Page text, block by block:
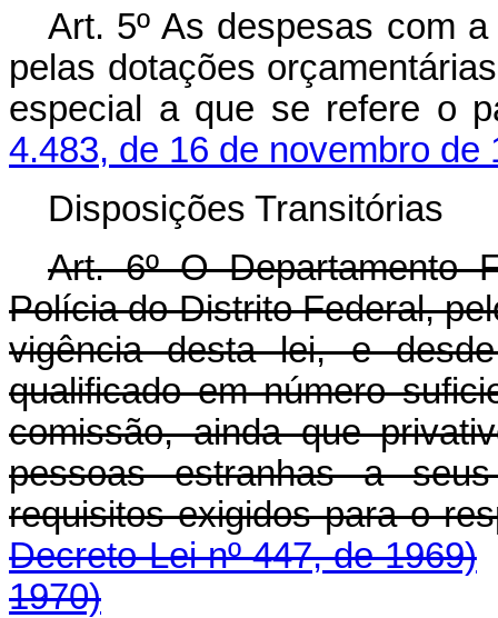
Art. 5º As despesas com
pelas dotações
especial a que se refere o
4.483, de 16 de novembro de
Disposições Transitórias
Art. 6º O Departamento
Polícia do Distrito Federal,
vigência desta lei, e
qualificado em número
comissão, ainda que
pessoas estranhas a
requisitos exigidos
Decreto-Lei nº 447, de 1969)
1970)